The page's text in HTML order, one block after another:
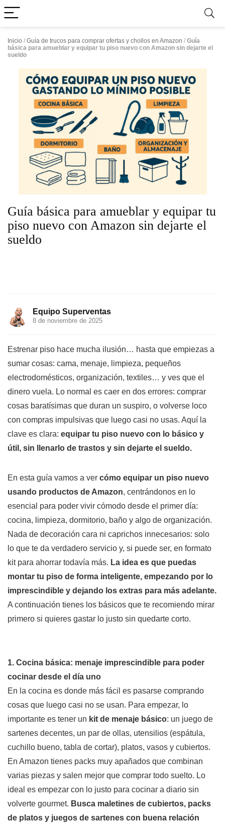
Inicio / Guía de trucos para comprar ofertas y chollos en Amazon / Guía
básica para amueblar y equipar tu piso nuevo con Amazon sin dejarte el
sueldo
Guía básica para amueblar y equipar tu
piso nuevo con Amazon sin dejarte el
sueldo
Equipo Superventas
8 de noviembre de 2025
Estrenar piso hace mucha ilusión… hasta que empiezas a
sumar cosas: cama, menaje, limpieza, pequeños
electrodomésticos, organización, textiles… y ves que el
dinero vuela. Lo normal es caer en dos errores: comprar
cosas baratísimas que duran un suspiro, o volverse loco
con compras impulsivas que luego casi no usas. Aquí la
clave es clara: equipar tu piso nuevo con lo básico y
útil, sin llenarlo de trastos y sin dejarte el sueldo.
En esta guía vamos a ver cómo equipar un piso nuevo
usando productos de Amazon, centrándonos en lo
esencial para poder vivir cómodo desde el primer día:
cocina, limpieza, dormitorio, baño y algo de organización.
Nada de decoración cara ni caprichos innecesarios: solo
lo que te da verdadero servicio y, si puede ser, en formato
kit para ahorrar todavía más. La idea es que puedas
montar tu piso de forma inteligente, empezando por lo
imprescindible y dejando los extras para más adelante.
A continuación tienes los básicos que te recomiendo mirar
primero si quieres gastar lo justo sin quedarte corto.
1. Cocina básica: menaje imprescindible para poder
cocinar desde el día uno
En la cocina es donde más fácil es pasarse comprando
cosas que luego casi no se usan. Para empezar, lo
importante es tener un kit de menaje básico: un juego de
sartenes decentes, un par de ollas, utensilios (espátula,
cuchillo bueno, tabla de cortar), platos, vasos y cubiertos.
En Amazon tienes packs muy apañados que combinan
varias piezas y salen mejor que comprar todo suelto. Lo
ideal es empezar con lo justo para cocinar a diario sin
volverte gourmet. Busca maletines de cubiertos, packs
de platos y juegos de sartenes con buena relación